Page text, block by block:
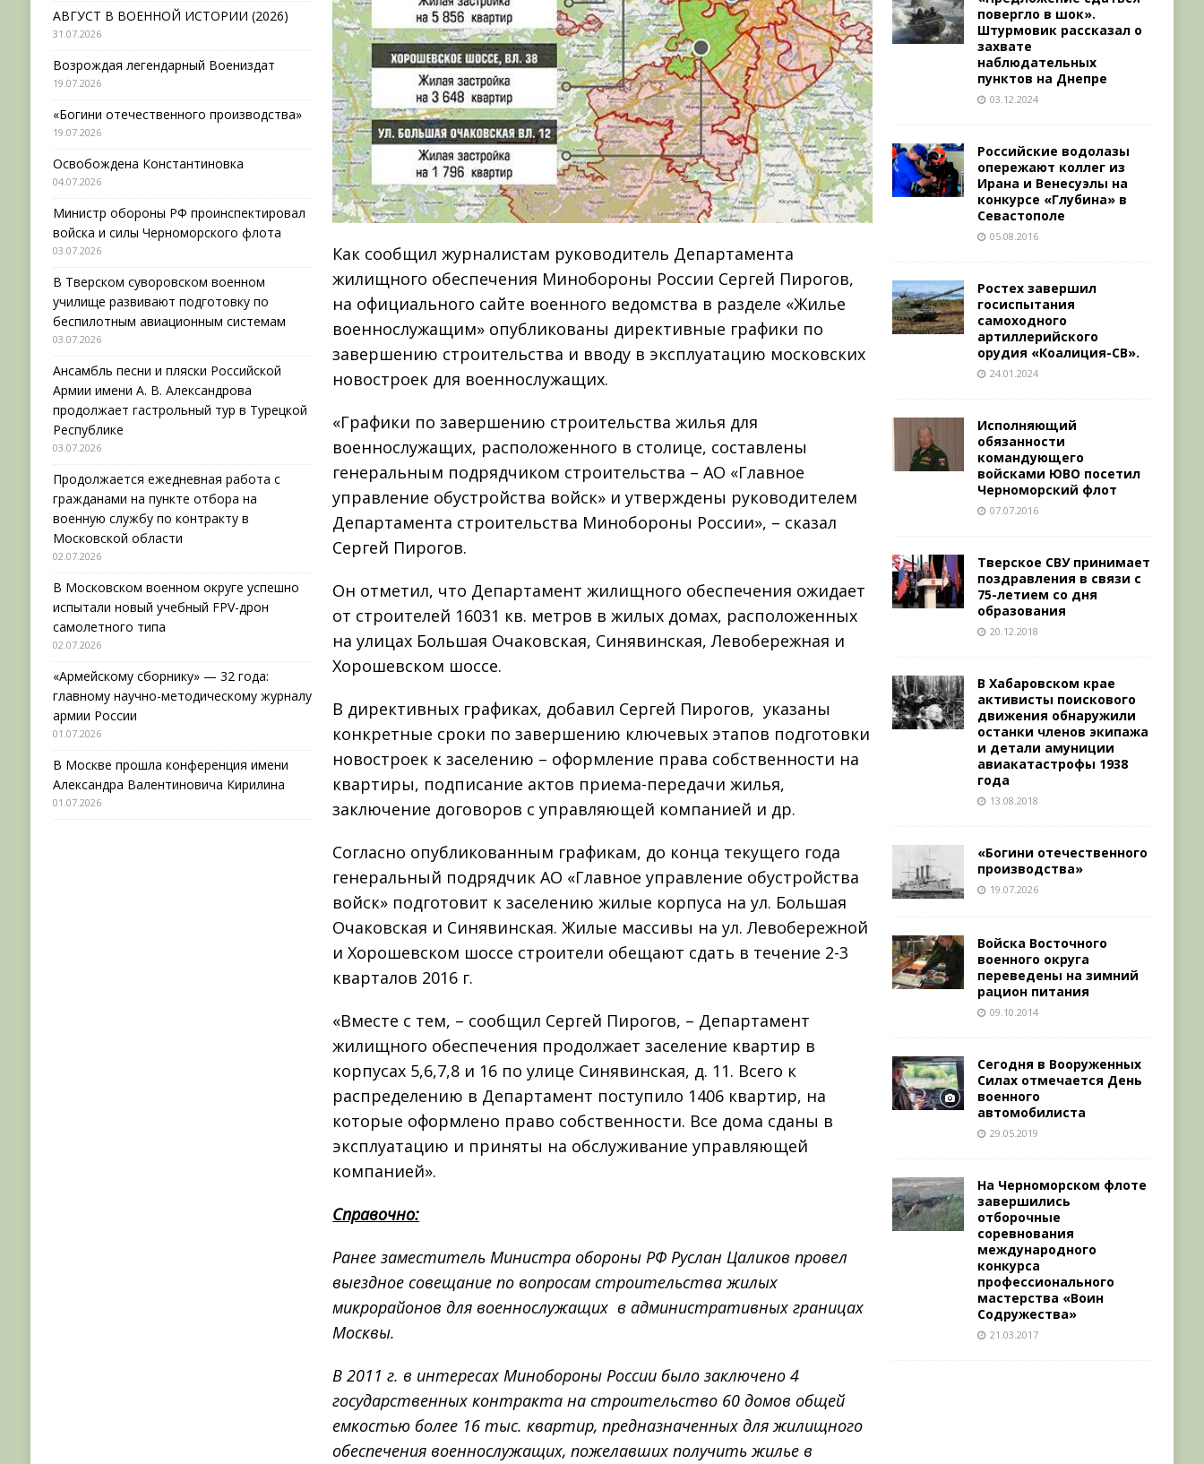
Как сообщил журналистам руководитель Департамента
жилищного обеспечения Минобороны России Сергей Пирогов,
на официального сайте военного ведомства в разделе «Жилье
военнослужащим» опубликованы директивные графики по
завершению строительства и вводу в эксплуатацию московских
новостроек для военнослужащих.
«Графики по завершению строительства жилья для
военнослужащих, расположенного в столице, составлены
генеральным подрядчиком строительства – АО «Главное
управление обустройства войск» и утверждены руководителем
Департамента строительства Минобороны России», – сказал
Сергей Пирогов.
Он отметил, что Департамент жилищного обеспечения ожидает
от строителей 16031 кв. метров в жилых домах, расположенных
на улицах Большая Очаковская, Синявинская, Левобережная и
Хорошевском шоссе.
В директивных графиках, добавил Сергей Пирогов, указаны
конкретные сроки по завершению ключевых этапов подготовки
новостроек к заселению – оформление права собственности на
квартиры, подписание актов приема-передачи жилья,
заключение договоров с управляющей компанией и др.
Согласно опубликованным графикам, до конца текущего года
генеральный подрядчик АО «Главное управление обустройства
войск» подготовит к заселению жилые корпуса на ул. Большая
Очаковская и Синявинская. Жилые массивы на ул. Левобережной
и Хорошевском шоссе строители обещают сдать в течение 2-3
кварталов 2016 г.
«Вместе с тем, – сообщил Сергей Пирогов, – Департамент
жилищного обеспечения продолжает заселение квартир в
корпусах 5,6,7,8 и 16 по улице Синявинская, д. 11. Всего к
распределению в Департамент поступило 1406 квартир, на
которые оформлено право собственности. Все дома сданы в
эксплуатацию и приняты на обслуживание управляющей
компанией».
Справочно:
Ранее заместитель Министра обороны РФ Руслан Цаликов провел
выездное совещание по вопросам строительства жилых
микрорайонов для военнослужащих в административных границах
Москвы.
В 2011 г. в интересах Минобороны России было заключено 4
государственных контракта на строительство 60 домов общей
емкостью более 16 тыс. квартир, предназначенных для жилищного
обеспечения военнослужащих, пожелавших получить жилье в
АВГУСТ В ВОЕННОЙ ИСТОРИИ (2026)
31.07.2026
Возрождая легендарный Воениздат
19.07.2026
«Богини отечественного производства»
19.07.2026
Освобождена Константиновка
04.07.2026
Министр обороны РФ проинспектировал
войска и силы Черноморского флота
03.07.2026
В Тверском суворовском военном
училище развивают подготовку по
беспилотным авиационным системам
03.07.2026
Ансамбль песни и пляски Российской
Армии имени А. В. Александрова
продолжает гастрольный тур в Турецкой
Республике
03.07.2026
Продолжается ежедневная работа с
гражданами на пункте отбора на
военную службу по контракту в
Московской области
02.07.2026
В Московском военном округе успешно
испытали новый учебный FPV-дрон
самолетного типа
02.07.2026
«Армейскому сборнику» — 32 года:
главному научно-методическому журналу
армии России
01.07.2026
В Москве прошла конференция имени
Александра Валентиновича Кирилина
01.07.2026
повергло в шок».
Штурмовик рассказал о
захвате
наблюдательных
пунктов на Днепре
03.12.2024
Российские водолазы
опережают коллег из
Ирана и Венесуэлы на
конкурсе «Глубина» в
Севастополе
05.08.2016
Ростех завершил
госиспытания
самоходного
артиллерийского
орудия «Коалиция-СВ».
24.01.2024
Исполняющий
обязанности
командующего
войсками ЮВО посетил
Черноморский флот
07.07.2016
Тверское СВУ принимает
поздравления в связи с
75-летием со дня
образования
20.12.2018
В Хабаровском крае
активисты поискового
движения обнаружили
останки членов экипажа
и детали амуниции
авиакатастрофы 1938
года
13.08.2018
«Богини отечественного
производства»
19.07.2026
Войска Восточного
военного округа
переведены на зимний
рацион питания
09.10.2014
Сегодня в Вооруженных
Силах отмечается День
военного
автомобилиста
29.05.2019
На Черноморском флоте
завершились
отборочные
соревнования
международного
конкурса
профессионального
мастерства «Воин
Содружества»
21.03.2017